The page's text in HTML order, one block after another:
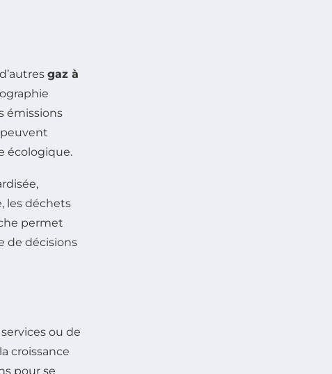
gaz à
émissions
écologique.
les déchets
permet
de décisions
ou de
croissance
pour se